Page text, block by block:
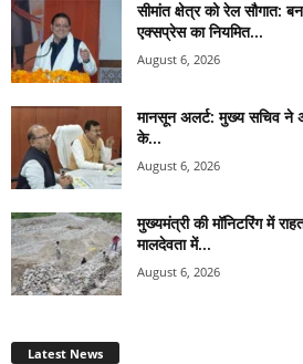
सीमांत क्षेत्र को रेल सौगात:
एक्सप्रेस का नियमित...
August 6, 2026
मानसून अलर्ट: मुख्य सचिव ने
के...
August 6, 2026
मुख्यमंत्री की मॉनिटरिंग में
मालदेवता में...
August 6, 2026
Latest News